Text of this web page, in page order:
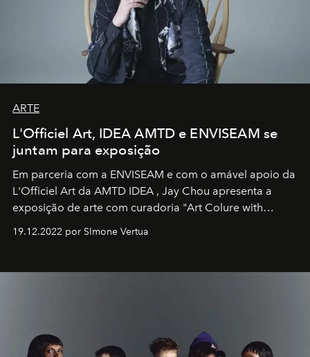
ARTE
L'Officiel Art, IDEA AMTD e ENVISEAM se
juntam para exposição
Em parceria com a ENVISEAM e com o amável apoio da
L'Officiel Art da AMTD IDEA , Jay Chou apresenta a
exposição de arte com curadoria "Art Colure with
19.12.2022 por SImone Vertua